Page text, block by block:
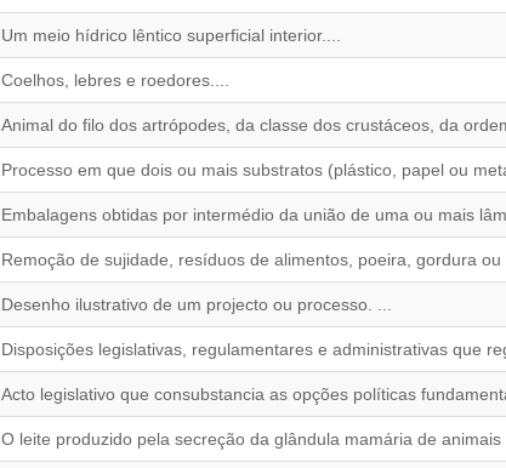
Um meio hídrico lêntico superficial interior....
Coelhos, lebres e roedores....
Animal do filo dos artrópodes, da classe dos crustáceos, da
Processo em que dois ou mais substratos (plástico, papel ou
Embalagens obtidas por intermédio da união de uma ou mais
Remoção de sujidade, resíduos de alimentos, poeira, gordura
Desenho ilustrativo de um projecto ou processo. ...
Disposições legislativas, regulamentares e administrativas que
Acto legislativo que consubstancia as opções políticas
O leite produzido pela secreção da glândula mamária de animais